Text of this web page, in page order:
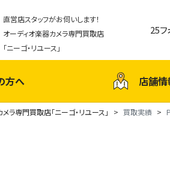
直営店スタッフがお伺いします！
オーディオ楽器カメラ専門買取店
「ニーゴ・リユース」
25フ
方へ 店舗
ラ専門買取店「ニーゴ・リユース」 買取実績